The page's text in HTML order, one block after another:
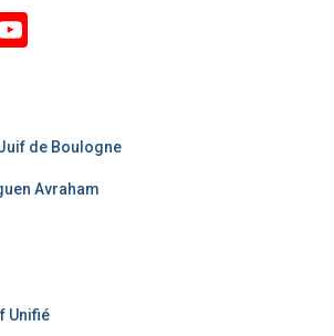
T
u
b
h
de Boulogne
Avraham
Unifié